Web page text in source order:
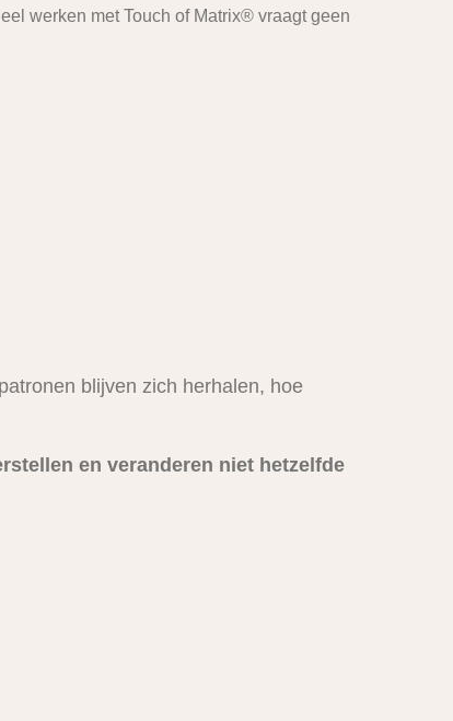
werken met Touch of Matrix® vraagt geen
blijven zich herhalen, hoe
en veranderen niet hetzelfde